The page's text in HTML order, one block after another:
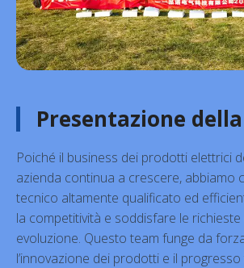
Presentazione
Poiché il business dei prodotti elettrici
azienda continua a crescere, abbiamo
tecnico altamente qualificato ed
la competitività e soddisfare le
evoluzione. Questo team funge da
l’innovazione dei prodotti e il